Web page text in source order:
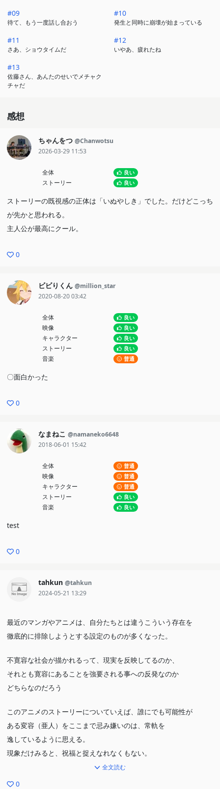
#09
待て、もう一度話し合おう
#10
発生と同時に崩壊が始まっている
#11
さあ、ショウタイムだ
#12
いやあ、疲れたね
#13
佐藤さん、あんたのせいでメチャク
チャだ
感想
ちゃんをつ @Chanwotsu
2026-03-29 11:53
全体 良い
ストーリー 良い
ストーリーの既視感の正体は「いぬやしき」でした。だけどこっち
が先かと思われる。
主人公が最高にクール。
0
ビビりくん @million_star
2020-08-20 03:42
全体 良い
映像 良い
キャラクター 良い
ストーリー 良い
音楽 普通
〇面白かった
0
なまねこ @namaneko6648
2018-06-01 15:42
全体 普通
映像 普通
キャラクター 普通
ストーリー 良い
音楽 良い
test
0
tahkun @tahkun
2024-05-21 13:29
最近のマンガやアニメは、自分たちとは違うこういう存在を
徹底的に排除しようとする設定のものが多くなった。
不寛容な社会が描かれるって、現実を反映してるのか、
それとも寛容にあることを強要される事への反発なのか
どちらなのだろう
このアニメのストーリーについていえば、誰にでも可能性が
ある変容（亜人）をここまで忌み嫌いのは、常軌を
逸しているように思える。
現象だけみると、祝福と捉えなれなくもない。
そういう畏怖の念が欠けた思考をする社会の世界観が、
とても偏っているように思える。
全文読む
0